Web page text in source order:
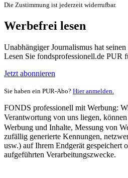
Die Zustimmung ist jederzeit widerrufbar.
Werbefrei lesen
Unabhängiger Journalismus hat seinen
Lesen Sie fondsprofessionell.de PUR
Jetzt abonnieren
Sie haben ein PUR-Abo? Hier anmelden.
FONDS professionell mit Werbung:
Verantwortung von uns liegen,
Werbung und Inhalte, Messung von
zufällig generierte Kennungen,
usw.) auf Ihrem Endgerät gespeichert
aufgeführten Verarbeitungszwecke.